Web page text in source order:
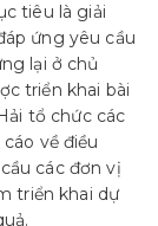
tiêu là giải
ứng yêu cầu
lại ở chủ
triển khai bài
tổ chức các
về điều
các đơn vị
triển khai dự